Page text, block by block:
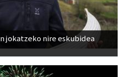
jokatzeko nire eskubidea